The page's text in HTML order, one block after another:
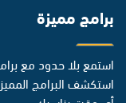
برامج مميزة
استمع بلا حدود مع
استكشف البرامج